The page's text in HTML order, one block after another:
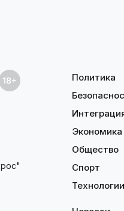
Политика
Экономика
Общество
Спорт
Технологии